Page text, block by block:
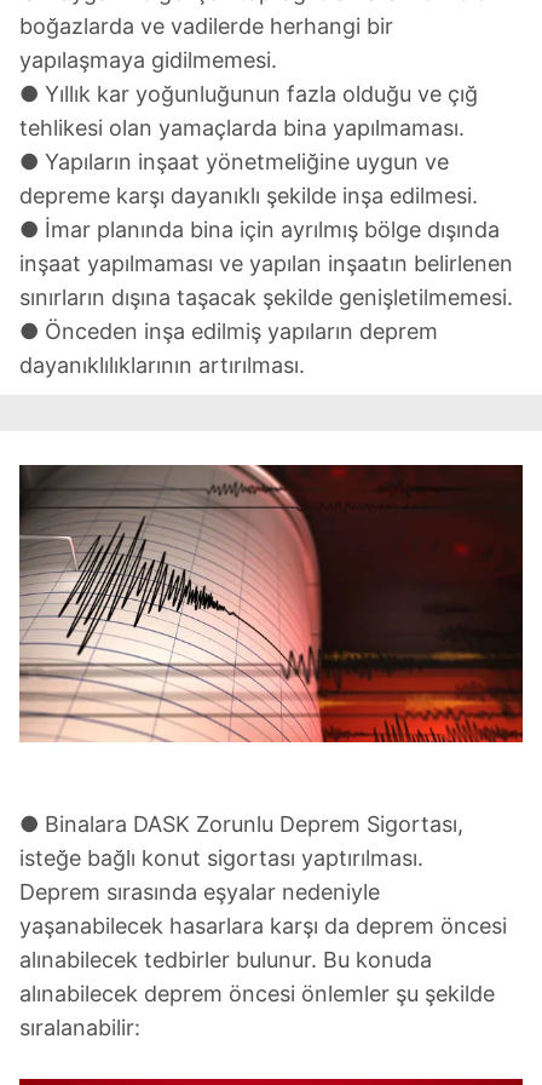
Sitemizde kendimize ve üçüncü kişilere ait çerezler
kullanılmaktadır. Bu çerezler vasıtasıyla çeşitli kişisel
verileriniz işlenmekte olup gerekli olan çerezler bilgi
toplumu hizmetlerinin sunulması amacıyla
kullanılmaktadır. Diğer çerezler, sitemizin daha işlevsel
kılınması ve kişiselleştirilmesi ve sizlere yönelik
reklam/pazarlama faaliyetlerinin yapılması, amaçlarıyla
sınırlı olarak açık rızanız dahilinde kullanılacaktır.
Çerezlere ilişkin tercihlerinizi aşağıda yer alan panel
vasıtasıyla belirleyebilirsiniz. Çerezlere ilişkin detaylı bilgi
için Ayarlar butonuna tıklayabilir,Çerez Bilgilendirme
Metnimiziziyaret edebilirsiniz.
ilgili mevzuata uygun olarak kullanılan çerezlerle ilgili bilgi
almak için lütfentıklayınız
boğazlarda ve vadilerde herhangi bir
yapılaşmaya gidilmemesi.
● Yıllık kar yoğunluğunun fazla olduğu ve çığ
tehlikesi olan yamaçlarda bina yapılmaması.
● Yapıların inşaat yönetmeliğine uygun ve
depreme karşı dayanıklı şekilde inşa edilmesi.
● İmar planında bina için ayrılmış bölge dışında
inşaat yapılmaması ve yapılan inşaatın belirlenen
sınırların dışına taşacak şekilde genişletilmemesi.
● Önceden inşa edilmiş yapıların deprem
dayanıklılıklarının artırılması.
● Binalara DASK Zorunlu Deprem Sigortası,
isteğe bağlı konut sigortası yaptırılması.
Deprem sırasında eşyalar nedeniyle
yaşanabilecek hasarlara karşı da deprem öncesi
alınabilecek tedbirler bulunur. Bu konuda
alınabilecek deprem öncesi önlemler şu şekilde
sıralanabilir: